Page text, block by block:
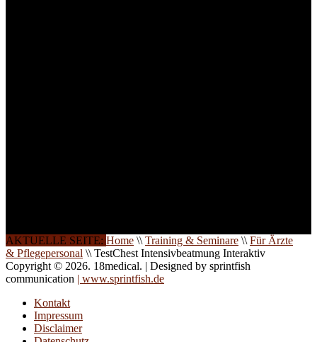
AKTUELLE SEITE: Home \\ Training & Seminare \\ Für Ärzte
& Pflegepersonal \\ TestChest Intensivbeatmung Interaktiv
Copyright © 2026. 18medical. | Designed by sprintfish
communication | www.sprintfish.de
Kontakt
Impressum
Disclaimer